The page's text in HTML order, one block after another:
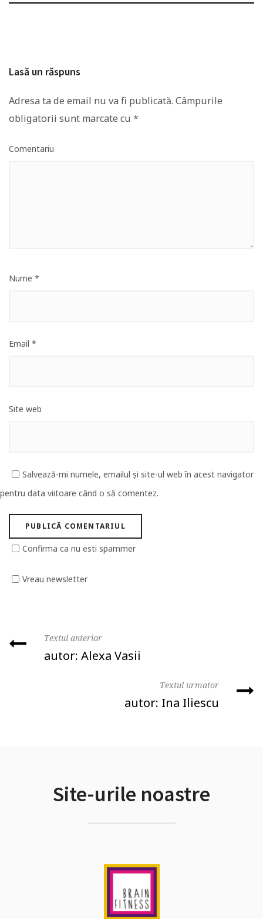
Lasă un răspuns
Adresa ta de email nu va fi publicată. Câmpurile
obligatorii sunt marcate cu *
Comentariu
Nume *
Email *
Site web
Salvează-mi numele, emailul și site-ul web în acest navigator
pentru data viitoare când o să comentez.
Confirma ca nu esti spammer
Vreau newsletter
Textul anterior
autor: Alexa Vasii
Textul urmator
autor: Ina Iliescu
Site-urile noastre